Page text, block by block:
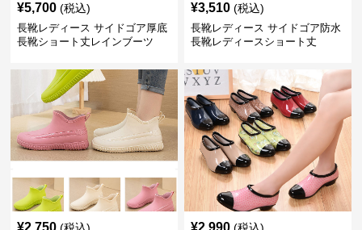
¥5,700 (税込)
長靴レディース サイドゴア厚底
長靴ショート丈レインブーツ
¥3,510 (税込)
長靴レディース サイドゴア防水
長靴レディースショート丈
¥2,750 ¥2,990